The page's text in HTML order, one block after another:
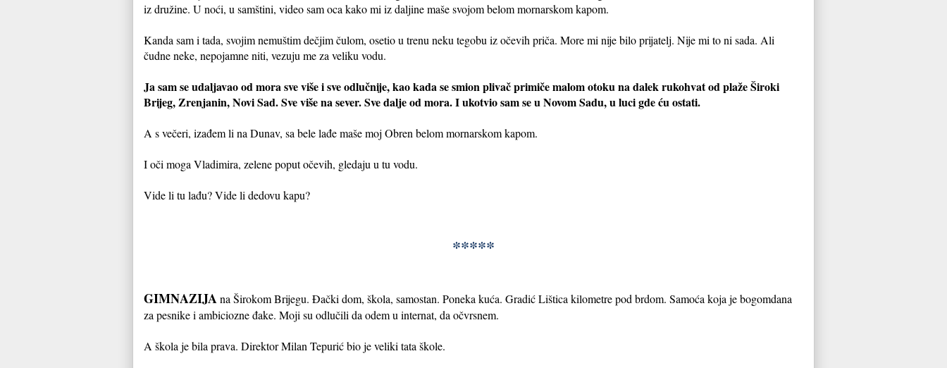
iz družine. U noći, u samštini, video sam oca kako mi iz daljine maše svojom belom mornarskom kapom.
Kanda sam i tada, svojim nemuštim dečjim čulom, osetio u trenu neku tegobu iz očevih priča. More mi nije bilo prijatelj. Nije mi to ni sada. Ali
čudne neke, nepojamne niti, vezuju me za veliku vodu.
Ja sam se udaljavao od mora sve više i sve odlučnije, kao kada se smion plivač primiče malom otoku na dalek rukohvat od plaže Široki
Brijeg, Zrenjanin, Novi Sad. Sve više na sever. Sve dalje od mora. I ukotvio sam se u Novom Sadu, u luci gde ću ostati.
A s večeri, izađem li na Dunav, sa bele lađe maše moj Obren belom mornarskom kapom.
I oči moga Vladimira, zelene poput očevih, gledaju u tu vodu.
Vide li tu lađu? Vide li dedovu kapu?
*****
GIMNAZIJAna Širokom Brijegu. Đački dom, škola, samostan. Poneka kuća. Gradić Lištica kilometre pod brdom. Samoća koja je bogomdana
za pesnike i ambiciozne đake. Moji su odlučili da odem u internat, da očvrsnem.
A škola je bila prava. Direktor Milan Tepurić bio je veliki tata škole.